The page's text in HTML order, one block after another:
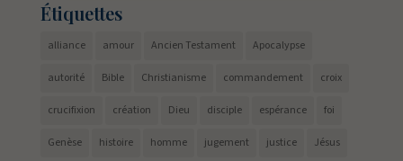
Étiquettes
alliance amour Ancien Testament Apocalypse
autorité Bible Christianisme commandement croix
crucifixion création Dieu disciple espérance foi
Genèse histoire homme jugement justice Jésus